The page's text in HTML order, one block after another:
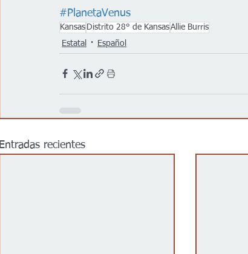
#PlanetaVenus
Kansas Distrito 28° de KansasAllie Burris
Estatal
Español
Entradas recientes